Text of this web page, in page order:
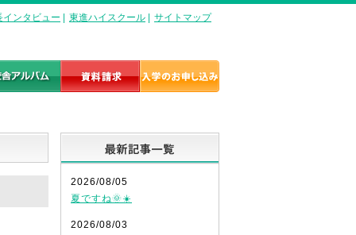
インタビュー 東進ハイスクール サイトマップ
2026/08/05
夏ですね🌞☀️
2026/08/03